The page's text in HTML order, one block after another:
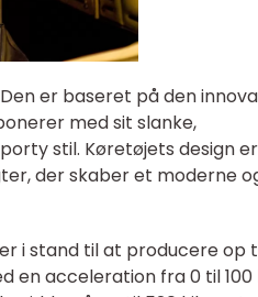
er baseret på den
med sit slanke,
stil. Køretøjets design er
der skaber et moderne
i stand til at producere op
en acceleration fra 0 til